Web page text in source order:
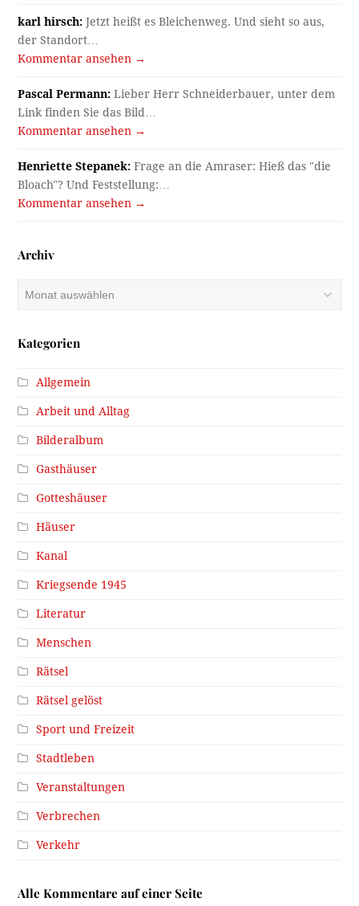
karl hirsch: Jetzt heißt es Bleichenweg. Und sieht so aus,
der Standort…
Kommentar ansehen →
Pascal Permann: Lieber Herr Schneiderbauer, unter dem
Link finden Sie das Bild…
Kommentar ansehen →
Henriette Stepanek: Frage an die Amraser: Hieß das "die
Bloach"? Und Feststellung:…
Kommentar ansehen →
Archiv
Archiv
Kategorien
Allgemein
Arbeit und Alltag
Bilderalbum
Gasthäuser
Gotteshäuser
Häuser
Kanal
Kriegsende 1945
Literatur
Menschen
Rätsel
Rätsel gelöst
Sport und Freizeit
Stadtleben
Veranstaltungen
Verbrechen
Verkehr
Alle Kommentare auf einer Seite